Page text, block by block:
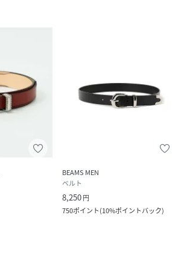
BEAMS MEN
ベルト
8,250円
750ポイント(10%ポイントバック)